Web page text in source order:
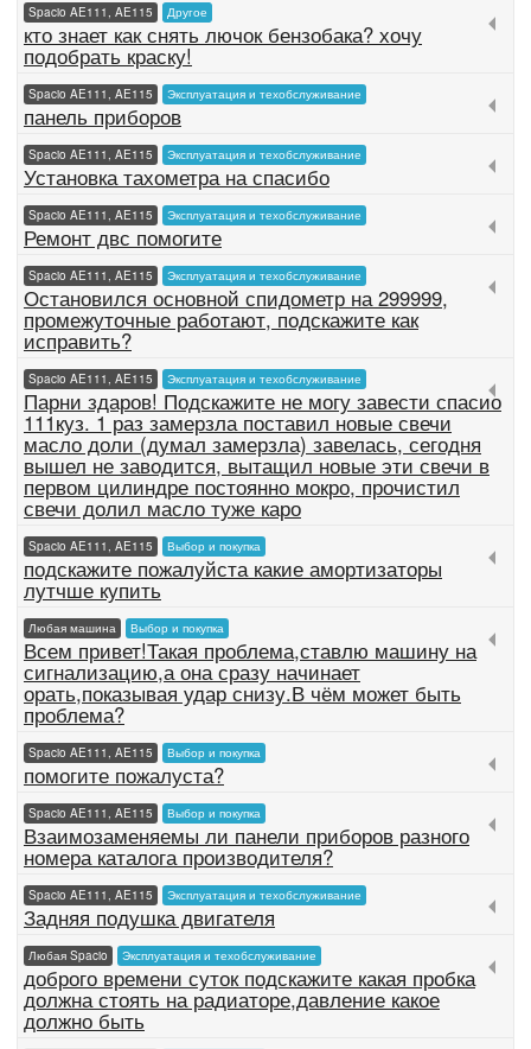
Spacio AE111, AE115 Другое
кто знает как снять лючок бензобака? хочу
подобрать краску!
Spacio AE111, AE115 Эксплуатация и техобслуживание
панель приборов
Spacio AE111, AE115 Эксплуатация и техобслуживание
Установка тахометра на спасибо
Spacio AE111, AE115 Эксплуатация и техобслуживание
Ремонт двс помогите
Spacio AE111, AE115 Эксплуатация и техобслуживание
Остановился основной спидометр на 299999,
промежуточные работают, подскажите как
исправить?
Spacio AE111, AE115 Эксплуатация и техобслуживание
Парни здаров! Подскажите не могу завести спасио
111куз. 1 раз замерзла поставил новые свечи
масло доли (думал замерзла) завелась, сегодня
вышел не заводится, вытащил новые эти свечи в
первом цилиндре постоянно мокро, прочистил
свечи долил масло туже каро
Spacio AE111, AE115 Выбор и покупка
подскажите пожалуйста какие амортизаторы
лутчше купить
Любая машина Выбор и покупка
Всем привет!Такая проблема,ставлю машину на
сигнализацию,а она сразу начинает
орать,показывая удар снизу.В чём может быть
проблема?
Spacio AE111, AE115 Выбор и покупка
помогите пожалуста?
Spacio AE111, AE115 Выбор и покупка
Взаимозаменяемы ли панели приборов разного
номера каталога производителя?
Spacio AE111, AE115 Эксплуатация и техобслуживание
Задняя подушка двигателя
Любая Spacio Эксплуатация и техобслуживание
доброго времени суток подскажите какая пробка
должна стоять на радиаторе,давление какое
должно быть